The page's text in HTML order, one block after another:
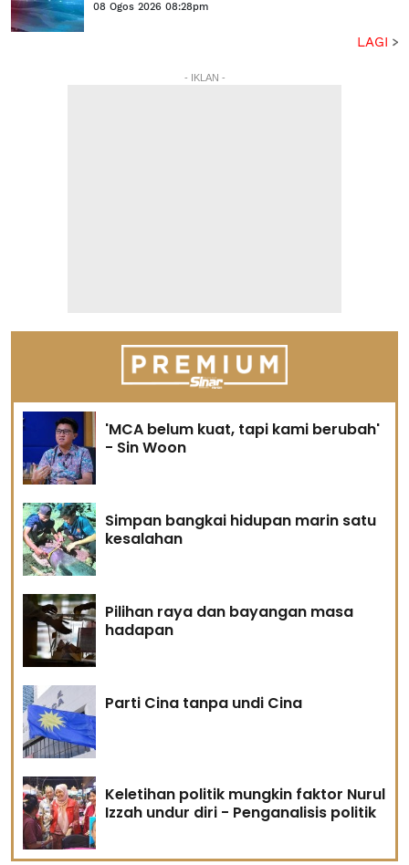
08 Ogos 2026 08:28pm
LAGI
- IKLAN -
'MCA belum kuat, tapi kami berubah'
- Sin Woon
Simpan bangkai hidupan marin satu
kesalahan
Pilihan raya dan bayangan masa
hadapan
Parti Cina tanpa undi Cina
Keletihan politik mungkin faktor Nurul
Izzah undur diri - Penganalisis politik